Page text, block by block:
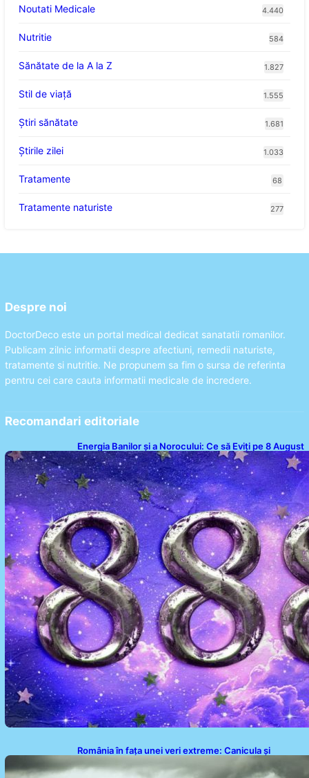
Noutati Medicale 4.440
Nutritie 584
Sănătate de la A la Z 1.827
Stil de viaţă 1.555
Ştiri sănătate 1.681
Știrile zilei 1.033
Tratamente 68
Tratamente naturiste 277
Despre noi
DoctorDeco este un portal medical dedicat sanatatii romanilor.
Publicam zilnic informatii despre afectiuni, remedii naturiste,
tratamente si nutritie. Ne propunem sa fim o sursa de referinta
pentru cei care cauta informatii medicale de incredere.
Recomandari editoriale
Energia Banilor și a Norocului: Ce să Eviți pe 8 August
pentru a Nu Bloca Fluxul Prosperității
România în fața unei veri extreme: Canicula și